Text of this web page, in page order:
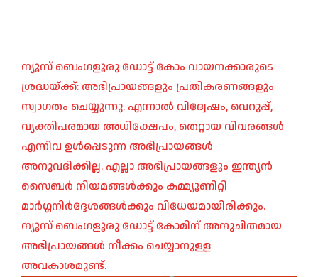
ന്യൂസ് ബെംഗളൂരു ഡോട്ട് കോം വായനക്കാരുടെ
ശ്രദ്ധയ്ക്ക്: അഭിപ്രായങ്ങളും പ്രതികരണങ്ങളും
സ്വാഗതം ചെയ്യുന്നു. എന്നാൽ വിദ്വേഷം, വെറുപ്പ്,
വ്യക്തിപരമായ അധിക്ഷേപം, തെറ്റായ വിവരങ്ങൾ
എന്നിവ ഉൾപ്പെടുന്ന അഭിപ്രായങ്ങൾ
അനുവദിക്കില്ല. എല്ലാ അഭിപ്രായങ്ങളും ഇന്ത്യൻ
സൈബർ നിയമങ്ങൾക്കും കമ്മ്യൂണിറ്റി
മാർഗ്ഗനിർദ്ദേശങ്ങൾക്കും വിധേയമായിരിക്കും.
ന്യൂസ് ബെംഗളൂരു ഡോട്ട് കോമിന് അനുചിതമായ
അഭിപ്രായങ്ങൾ നീക്കം ചെയ്യാനുള്ള
അവകാശമുണ്ട്.